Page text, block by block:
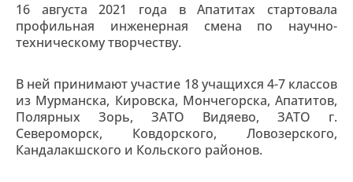
16 августа 2021 года в Апатитах стартовала
профильная инженерная смена по научно-
техническому творчеству.
В ней принимают участие 18 учащихся 4-7 классов
из Мурманска, Кировска, Мончегорска, Апатитов,
Полярных Зорь, ЗАТО Видяево, ЗАТО г.
Североморск, Ковдорского, Ловозерского,
Кандалакшского и Кольского районов.